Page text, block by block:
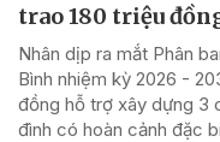
trao 180 triệu
Nhân dịp ra mắt Phân
Bình nhiệm kỳ 2026 -
đồng hỗ trợ xây dựng 3
đình có hoàn cảnh đặc